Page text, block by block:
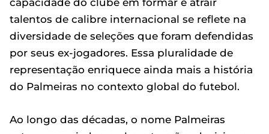
talentos de calibre internacional se reflete na
diversidade de seleções que foram defendidas
por seus ex-jogadores. Essa pluralidade de
representação enriquece ainda mais a história
do Palmeiras no contexto global do futebol.
Ao longo das décadas, o nome Palmeiras